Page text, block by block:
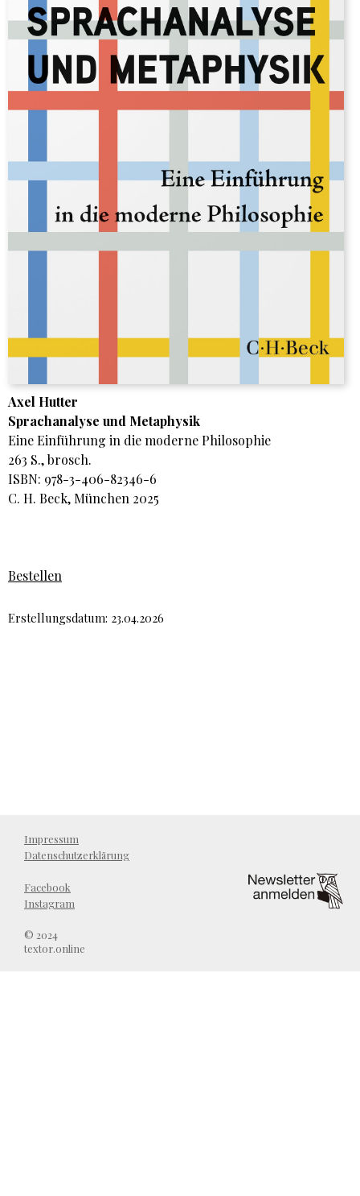
Axel Hutter
Sprachanalyse und Metaphysik
Eine Einführung in die moderne Philosophie
263 S., brosch.
ISBN: 978-3-406-82346-6
C. H. Beck, München 2025
Bestellen
Erstellungsdatum: 23.04.2026
Impressum
Datenschutzerklärung
Facebook
Instagram
© 2024
textor.online